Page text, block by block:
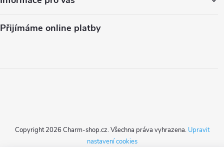
Přijímáme online platby
Copyright 2026 Charm-shop.cz. Všechna práva vyhrazena. Upravit
nastavení cookies